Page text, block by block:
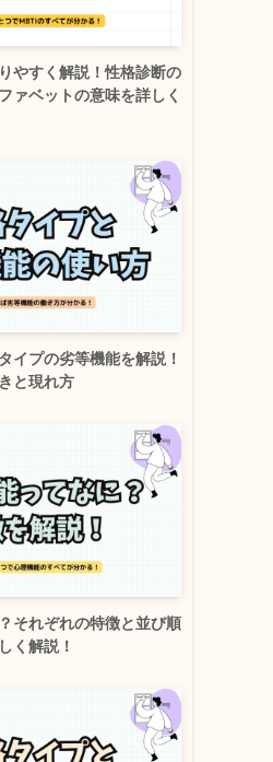
やすく解説！性格診断の
ァベットの意味を詳しく
イプの劣等機能を解説！
と現れ方
それぞれの特徴と並び順
く解説！